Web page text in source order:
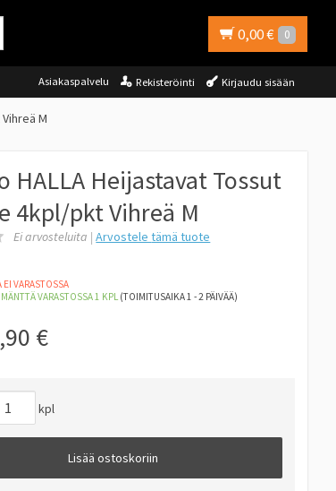
0,00 € 0
Asiakaspalvelu Rekisteröinti Kirjaudu sisään
M
HALLA Heijastavat Tossut
4kpl/pkt Vihreä M
Ei arvosteluita |Arvosteletämä tuote
EI VARASTOSSA
MÄNTTÄVARASTOSSA 1 KPL(TOIMITUSAIKA 1 - 2 PÄIVÄÄ)
€
kpl
Lisää ostoskoriin